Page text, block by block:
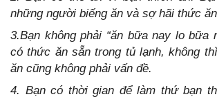
những người biếng ăn và sợ hãi thức
3.Bạn không phải “ăn bữa nay lo bữa
có thức ăn sẵn trong tủ lạnh, không
ăn cũng không phải vấn đề.
4. Bạn có thời gian để làm thứ bạn